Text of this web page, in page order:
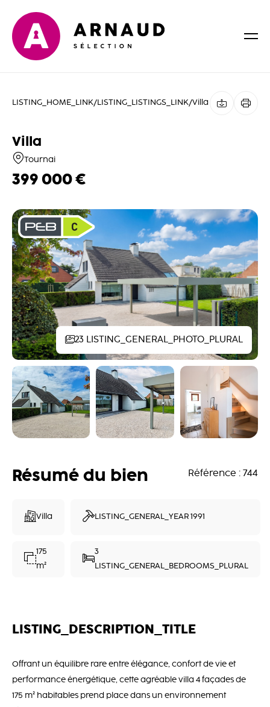
LISTING_HOME_LINK/LISTING_LISTINGS_LINK/Villa
Villa
Tournai
399 000 €
23 LISTING_GENERAL_PHOTO_PLURAL
Résumé du bien Référence : 744
Villa LISTING_GENERAL_YEAR 1991
175
m²
3
LISTING_GENERAL_BEDROOMS_PLURAL
LISTING_DESCRIPTION_TITLE
Offrant un équilibre rare entre élégance, confort de vie et
performance énergétique, cette agréable villa 4 façades de
175 m² habitables prend place dans un environnement